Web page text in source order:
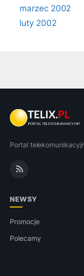
marzec 2002
luty 2002
Portal
NEWSY
Promocje
Polecamy